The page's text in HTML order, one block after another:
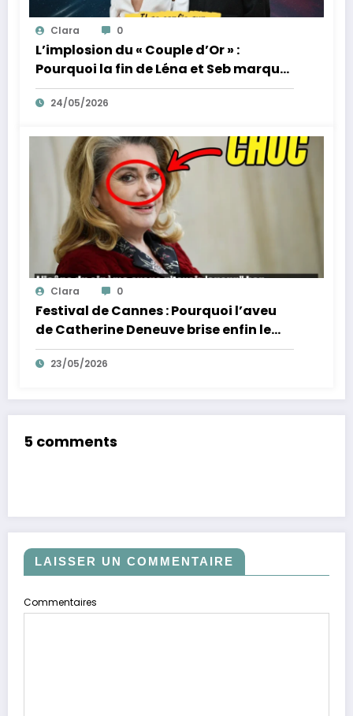
Clara 0
L’implosion du « Couple d’Or » :
Pourquoi la fin de Léna et Seb marque
la fin de l’innocence sur YouTube
24/05/2026
Clara 0
Festival de Cannes : Pourquoi l’aveu
de Catherine Deneuve brise enfin le
mythe de la Croisette
23/05/2026
5 comments
LAISSER UN COMMENTAIRE
Commentaires